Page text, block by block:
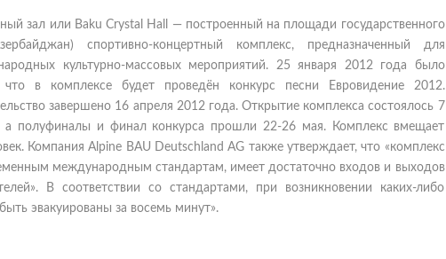
зал или Baku Crystal Hall — построенный на площади государственного
спортивно-концертный комплекс, предназначенный для
культурно-массовых мероприятий. 25 января 2012 года было
в комплексе будет проведён конкурс песни Евровидение 2012.
завершено 16 апреля 2012 года. Открытие комплекса состоялось 7
а полуфиналы и финал конкурса прошли 22-26 мая. Комплекс вмещает
Компания Alpine BAU Deutschland AG также утверждает, что «комплекс
международным стандартам, имеет достаточно входов и выходов
В соответствии со стандартами, при возникновении каких-либо
эвакуированы за восемь минут».